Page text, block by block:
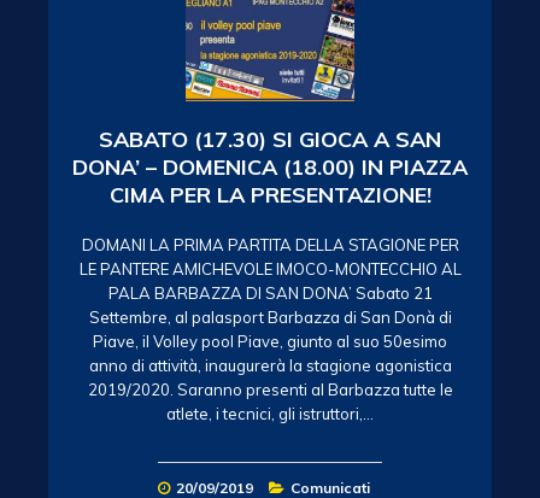
SABATO (17.30) SI GIOCA A SAN
DONA’ – DOMENICA (18.00) IN PIAZZA
CIMA PER LA PRESENTAZIONE!
DOMANI LA PRIMA PARTITA DELLA STAGIONE PER
LE PANTERE AMICHEVOLE IMOCO-MONTECCHIO AL
PALA BARBAZZA DI SAN DONA’ Sabato 21
Settembre, al palasport Barbazza di San Donà di
Piave, il Volley pool Piave, giunto al suo 50esimo
anno di attività, inaugurerà la stagione agonistica
2019/2020. Saranno presenti al Barbazza tutte le
atlete, i tecnici, gli istruttori,…
20/09/2019 Comunicati